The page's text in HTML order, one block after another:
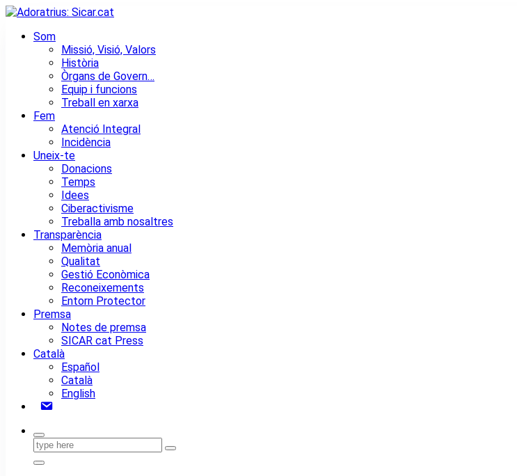
Skip
content
Urgencias: 679 654 088
Som
Missió, Visió, Valors
Història
Òrgans de Govern…
Equip i funcions
Treball en xarxa
Fem
Atenció Integral
Incidència
Uneix-te
Donacions
Temps
Idees
Ciberactivisme
Treballa amb nosaltres
Transparència
Memòria anual
Qualitat
Gestió Econòmica
Reconeixements
Entorn Protector
Premsa
Notes de premsa
SICAR cat Press
Català
Español
Català
English
Contacte